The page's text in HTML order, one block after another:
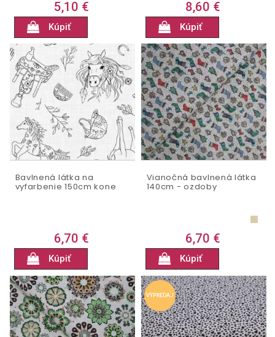
5,10 €
Kúpiť
8,60 €
Kúpiť
Bavlnená látka na
vyfarbenie 150cm kone
6,70 €
Kúpiť
Vianočná bavlnená látka
140cm - ozdoby
6,70 €
Kúpiť
VÝPREDAJ